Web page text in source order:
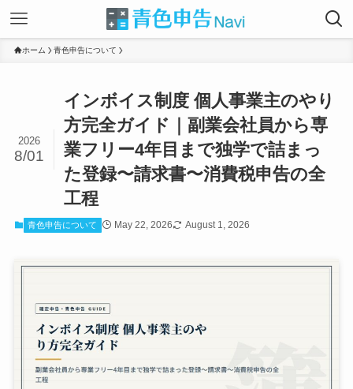
ホーム 青色申告について
インボイス制度 個人事業主のやり
方完全ガイド｜副業会社員から専
業フリー4年目まで独学で詰まっ
た登録〜請求書〜消費税申告の全
工程
2026
8/01
青色申告について May 22, 2026 August 1, 2026